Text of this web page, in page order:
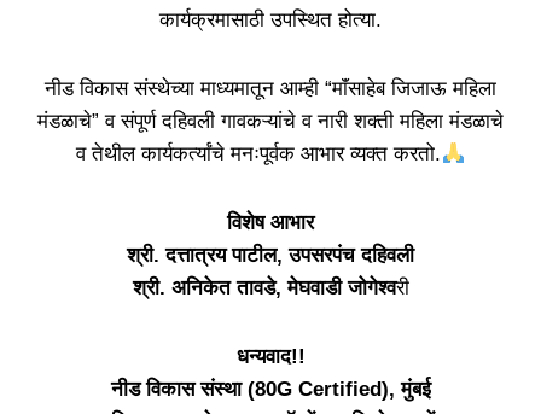
कार्यक्रमासाठी उपस्थित होत्या.
नीड विकास संस्थेच्या माध्यमातून आम्ही “माॅंसाहेब जिजाऊ महिला
मंडळाचे” व संपूर्ण दहिवली गावकऱ्यांचे व नारी शक्ती महिला मंडळाचे
व तेथील कार्यकर्त्यांचे मनःपूर्वक आभार व्यक्त करतो.
विशेष आभार
श्री. दत्तात्रय पाटील, उपसरपंच दहिवली
श्री. अनिकेत तावडे, मेघवाडी जोगेश्वरी
धन्यवाद!!
नीड विकास संस्था (80G Certified), मुंबई